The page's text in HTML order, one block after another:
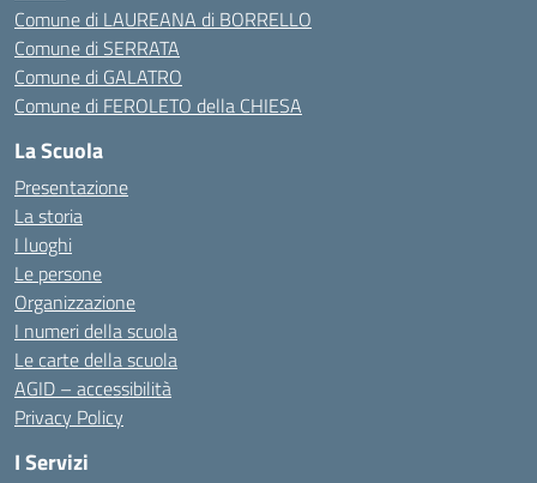
Comune di LAUREANA di BORRELLO
Comune di SERRATA
Comune di GALATRO
Comune di FEROLETO della CHIESA
La Scuola
Presentazione
La storia
I luoghi
Le persone
Organizzazione
I numeri della scuola
Le carte della scuola
AGID – accessibilità
Privacy Policy
I Servizi